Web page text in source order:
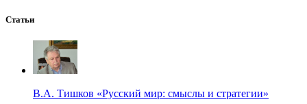
Статьи
В.А. Тишков «Русский мир: смыслы и стратегии»